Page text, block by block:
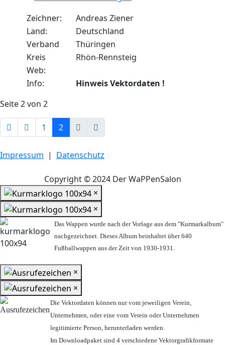
Zeichner:
Andreas Ziener
Land:
Deutschland
Verband
Thüringen
Kreis
Rhön-Rennsteig
Web:
Info:
Hinweis Vektordaten !
Seite 2 von 2
1 2
Impressum | Datenschutz
Copyright © 2024 Der WaPPenSalon
×
×
Das Wappen wurde nach der Vorlage aus dem "Kurmarkalbum"
nachgezeichnet. Dieses Album beinhaltet über 640
Fußballwappen aus der Zeit von 1930-1931.
×
×
Die Vektordaten können nur vom jeweiligen Verein,
Unternehmen, oder eine vom Verein oder Unternehmen
legitimierte Person, herunterladen werden.
Im Downloadpaket sind 4 verschiedene Vektorgrafikformate